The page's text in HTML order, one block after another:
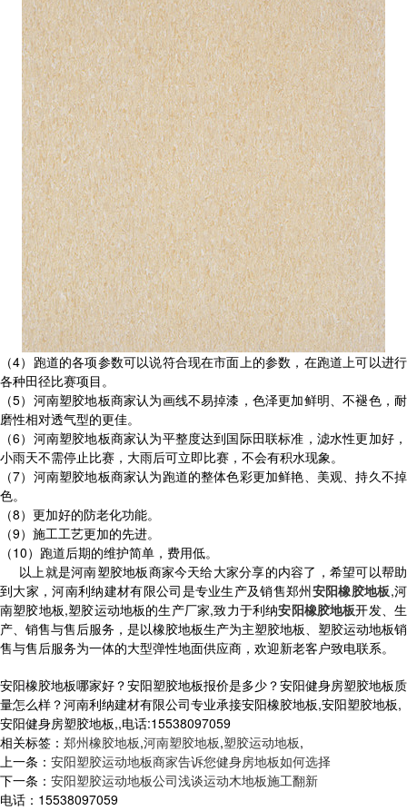
（4）跑道的各项参数可以说符合现在市面上的参数，在跑道上可以进行
各种田径比赛项目。
（5）河南塑胶地板商家认为画线不易掉漆，色泽更加鲜明、不褪色，耐
磨性相对透气型的更佳。
（6）河南塑胶地板商家认为平整度达到国际田联标准，滤水性更加好，
小雨天不需停止比赛，大雨后可立即比赛，不会有积水现象。
（7）河南塑胶地板商家认为跑道的整体色彩更加鲜艳、美观、持久不掉
色。
（8）更加好的防老化功能。
（9）施工工艺更加的先进。
（10）跑道后期的维护简单，费用低。
以上就是河南塑胶地板商家今天给大家分享的内容了，希望可以帮助
到大家，河南利纳建材有限公司是专业生产及销售郑州安阳橡胶地板,河
南塑胶地板,塑胶运动地板的生产厂家,致力于利纳安阳橡胶地板开发、生
产、销售与售后服务，是以橡胶地板生产为主塑胶地板、塑胶运动地板销
售与售后服务为一体的大型弹性地面供应商，欢迎新老客户致电联系。
安阳橡胶地板哪家好？安阳塑胶地板报价是多少？安阳健身房塑胶地板质
量怎么样？河南利纳建材有限公司专业承接安阳橡胶地板,安阳塑胶地板,
安阳健身房塑胶地板,,电话:15538097059
相关标签： 郑州橡胶地板,河南塑胶地板,塑胶运动地板,
上一条： 安阳塑胶运动地板商家告诉您健身房地板如何选择
下一条： 安阳塑胶运动地板公司浅谈运动木地板施工翻新
电话：15538097059